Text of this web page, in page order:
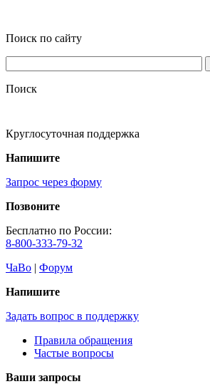
Поиск по сайту
Поиск
Круглосуточная поддержка
Напишите
Запрос через форму
Позвоните
Бесплатно по России:
8-800-333-79-32
ЧаВо | Форум
Напишите
Задать вопрос в поддержку
Правила обращения
Частые вопросы
Ваши запросы